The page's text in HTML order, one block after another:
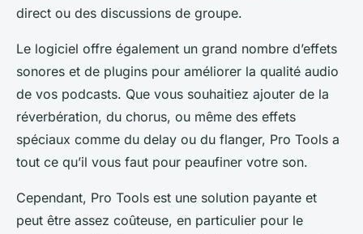
direct ou des discussions de groupe.
Le logiciel offre également un grand nombre d’effets
sonores et de plugins pour améliorer la qualité audio
de vos podcasts. Que vous souhaitiez ajouter de la
réverbération, du chorus, ou même des effets
spéciaux comme du delay ou du flanger, Pro Tools a
tout ce qu’il vous faut pour peaufiner votre son.
Cependant, Pro Tools est une solution payante et
peut être assez coûteuse, en particulier pour le